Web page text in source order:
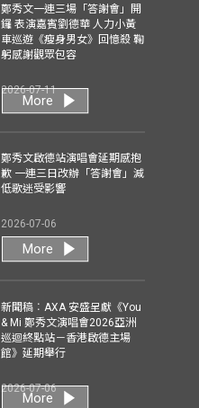
鄭秀文一連三場「答謝會」開
鑼 表演嘉賓劉德華 人力小黃
車巡遊《瘦身男女》回憶殺 鞠
躬感謝觀眾包容
2026-07-11
More
鄭秀文啟德站演唱會延期感抱
歉 一連三日改辦「答謝會」減
低歌迷受影響
2026-07-06
More
新聞稿︰AXA 安盛呈獻《You
& Mi 鄭秀文演唱會2026亞洲
巡迴終點站－香港啟德主場
館》延期舉行
2026-07-06
More